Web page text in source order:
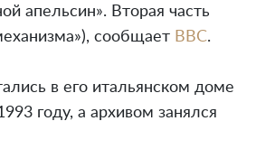
апельсин». Вторая часть
сообщает BBC.
в его итальянском доме
году, а архивом занялся